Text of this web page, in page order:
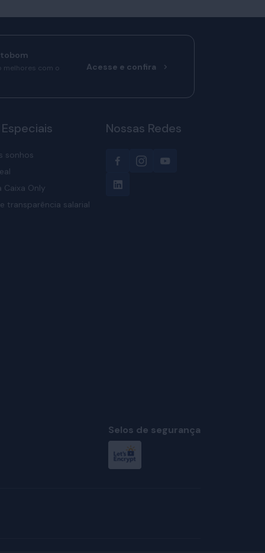
melhores com o Acesse e confira
sonhos
Caixa Only
transparência salarial
Nossas Redes
Selos de segurança